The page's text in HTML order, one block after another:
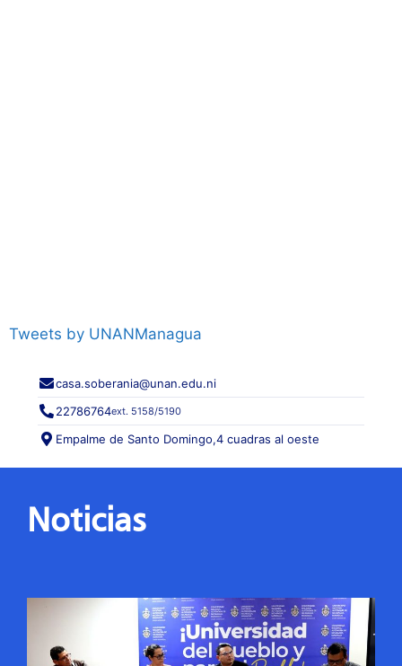
Tweets by UNANManagua
casa.soberania@unan.edu.ni
22786764ext. 5158/5190
Empalme de Santo Domingo,4 cuadras al oeste
Noticias